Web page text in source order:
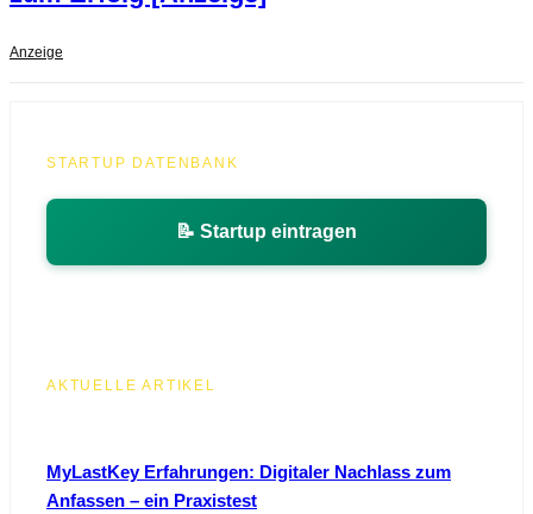
Anzeige
STARTUP DATENBANK
📝 Startup eintragen
AKTUELLE ARTIKEL
MyLastKey Erfahrungen: Digitaler Nachlass zum
Anfassen – ein Praxistest